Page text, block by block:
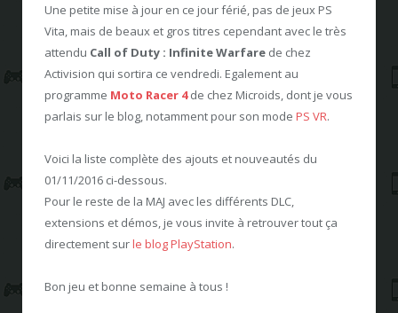
Une petite mise à jour en ce jour férié, pas de jeux PS
Vita, mais de beaux et gros titres cependant avec le très
attendu Call of Duty : Infinite Warfare de chez
Activision qui sortira ce vendredi. Egalement au
programme Moto Racer 4de chez Microids, dont je vous
parlais sur le blog, notamment pour son mode PS VR.
Voici la liste complète des ajouts et nouveautés du
01/11/2016 ci-dessous.
Pour le reste de la MAJ avec les différents DLC,
extensions et démos, je vous invite à retrouver tout ça
directement surle blog PlayStation.
Bon jeu et bonne semaine à tous !